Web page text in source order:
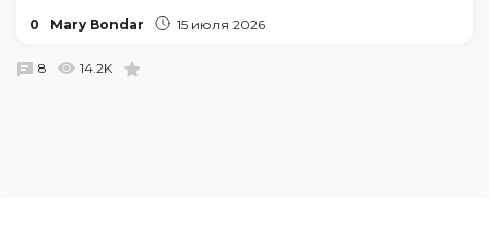
0 Mary Bondar 15 июля 2026
8 14.2K